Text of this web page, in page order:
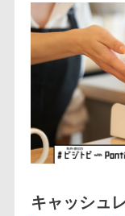
キャッシュ